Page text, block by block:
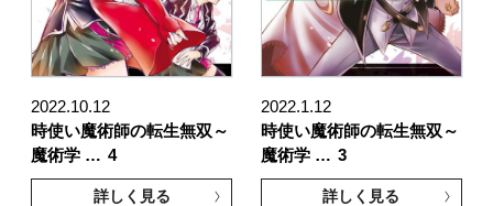
2022.10.12
時使い魔術師の転生無双～
魔術学 … 4
詳しく見る
2022.1.12
時使い魔術師の転生無双～
魔術学 … 3
詳しく見る